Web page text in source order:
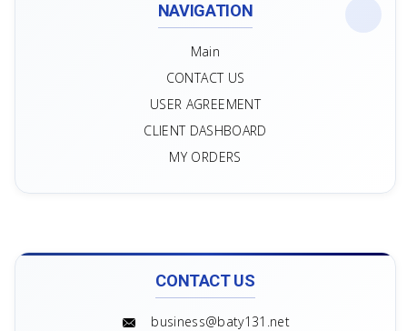
NAVIGATION
Main
CONTACT US
USER AGREEMENT
CLIENT DASHBOARD
MY ORDERS
CONTACT US
business@baty131.net